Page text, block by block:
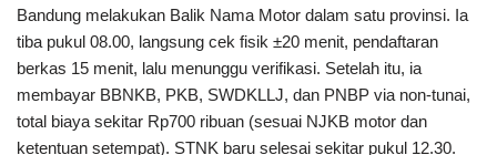
Bandung melakukan Balik Nama Motor dalam satu provinsi. Ia
tiba pukul 08.00, langsung cek fisik ±20 menit, pendaftaran
berkas 15 menit, lalu menunggu verifikasi. Setelah itu, ia
membayar BBNKB, PKB, SWDKLLJ, dan PNBP via non-tunai,
total biaya sekitar Rp700 ribuan (sesuai NJKB motor dan
ketentuan setempat). STNK baru selesai sekitar pukul 12.30.